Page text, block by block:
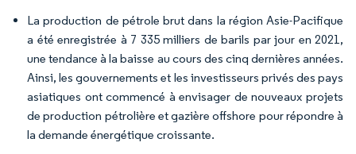
La production de pétrole brut dans la région Asie-Pacifique
a été enregistrée à 7 335 milliers de barils par jour en 2021,
une tendance à la baisse au cours des cinq dernières années.
Ainsi, les gouvernements et les investisseurs privés des pays
asiatiques ont commencé à envisager de nouveaux projets
de production pétrolière et gazière offshore pour répondre à
la demande énergétique croissante.